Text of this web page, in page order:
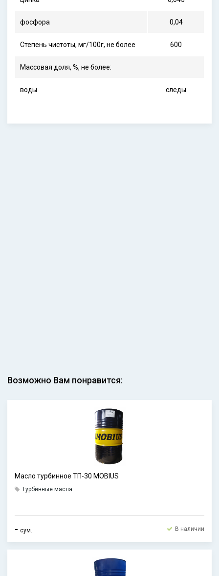
фосфора 0,04
Степень чистоты, мг/100г, не более 600
Массовая доля, %, не более:
воды следы
Возможно Вам понравится:
Масло турбинное ТП-30 MOBIUS
Турбинные масла
- сум. В наличии